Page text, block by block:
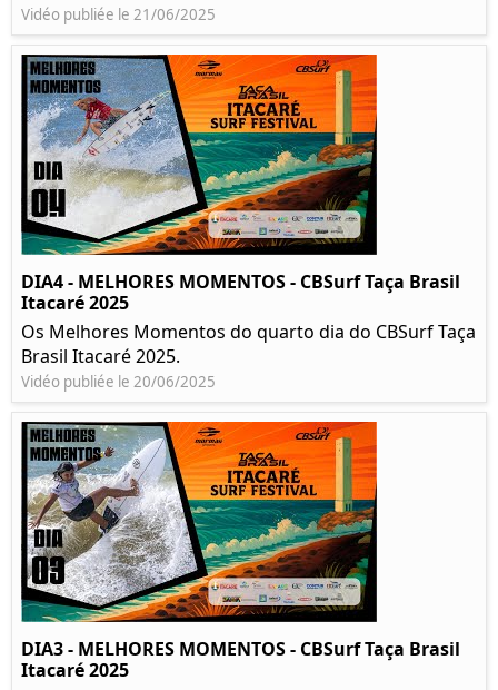
Vidéo publiée le 21/06/2025
DIA4 - MELHORES MOMENTOS - CBSurf Taça Brasil
Itacaré 2025
Os Melhores Momentos do quarto dia do CBSurf Taça
Brasil Itacaré 2025.
Vidéo publiée le 20/06/2025
DIA3 - MELHORES MOMENTOS - CBSurf Taça Brasil
Itacaré 2025